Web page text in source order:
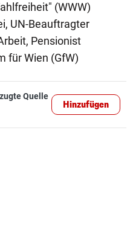
(WWW)
UN-Beauftragter
Pensionist
für Wien (GfW)
Quelle
Hinzufügen